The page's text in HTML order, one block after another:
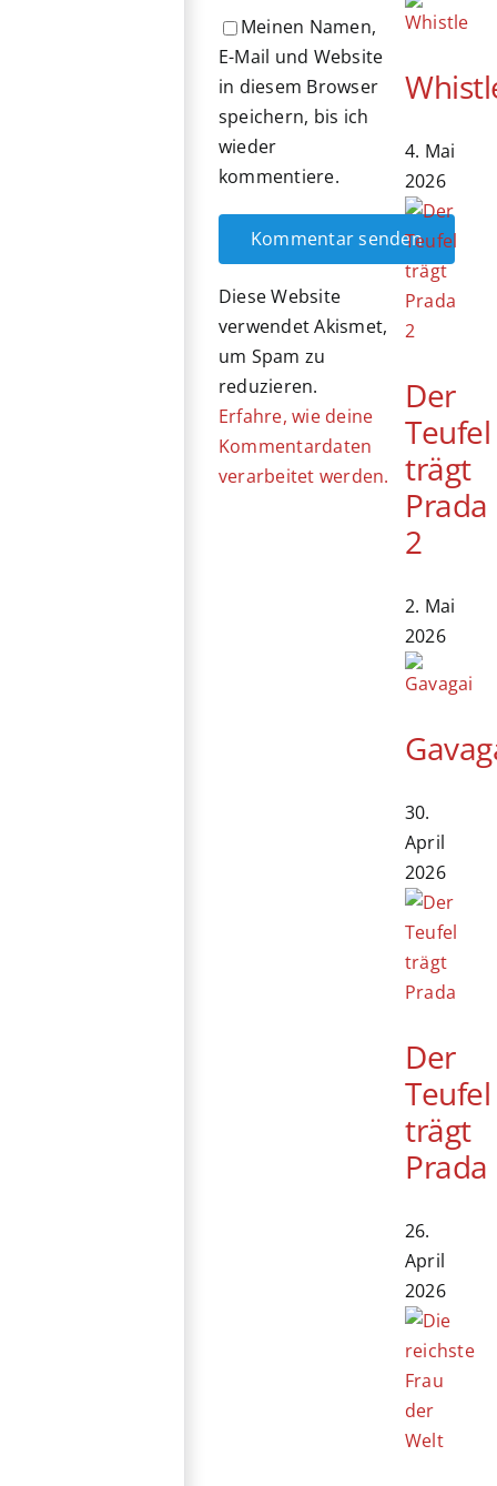
Meinen Namen,
E-Mail und Website
in diesem Browser
speichern, bis ich
wieder
kommentiere.
Diese Website
verwendet Akismet,
um Spam zu
reduzieren.
Erfahre, wie deine
Kommentardaten
verarbeitet werden.
4. Mai
2026
Der
Teufel
trägt
Prada
2
2. Mai
2026
30.
April
2026
Der
Teufel
trägt
Prada
26.
April
2026